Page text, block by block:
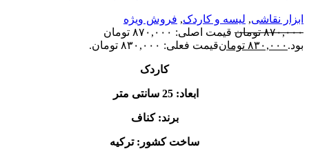
ابزار نقاشی, لیسه و کاردک, فروش ویژه
۸۷۰,۰۰۰ تومان
قیمت اصلی: ۸۷۰,۰۰۰ تومان
بود. ۸۳۰,۰۰۰ تومانقیمت فعلی: ۸۳۰,۰۰۰ تومان.
کاردک
ابعاد: 25 سانتی متر
برند: کناف
ساخت کشور: ترکیه